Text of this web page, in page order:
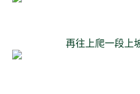
再往上爬一段上坡